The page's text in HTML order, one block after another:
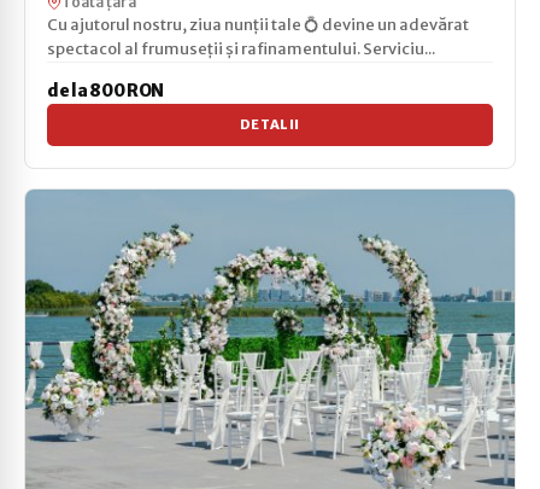
Cu ajutorul nostru, ziua nunții tale 💍 devine un adevărat
spectacol al frumuseții și rafinamentului. Serviciu...
de la 800 RON
DETALII